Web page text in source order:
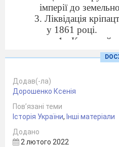
імперії до
Ліквідація
у 1861 році.
Короткий
Види
джерел до
Джерело 1
Уривок із промови
Додав(-ла)
Дорошенко Ксенія
Пов’язані теми
Історія України, Інші матеріали
Додано
2 лютого 2022